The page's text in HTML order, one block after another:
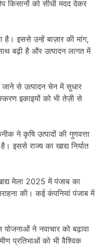
किसानों को सीधी मदद देकर
है। इससे उन्हें बाज़ार की मांग,
बढ़ी है और उत्पादन लागत में
से उत्पादन चेन में सुधार
इकाइयों को भी तेज़ी से
ने कृषि उत्पादों की गुणवत्ता
इससे राज्य का खाद्य निर्यात
मेला 2025 में पंजाब का
की। कई कंपनियां पंजाब में
योजनाओं ने नवाचार को बढ़ावा
प्रतिभाओं को भी वैश्विक